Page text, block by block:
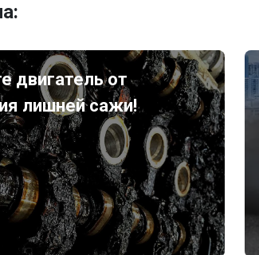
двигатель от
лишней сажи!